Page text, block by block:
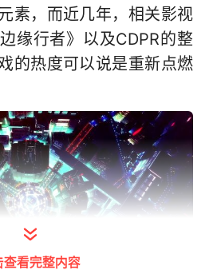
素，而近几年，相关影视
缘行者》以及CDPR的整
的热度可以说是重新点燃
查看完整内容